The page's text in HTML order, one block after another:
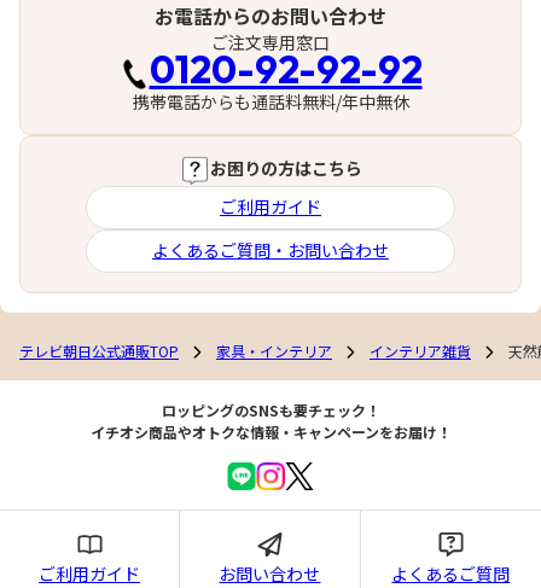
お電話からのお問い合わせ
ご注文専用窓口
0120-92-92-92
携帯電話からも通話料無料/年中無休
お困りの方はこちら
ご利用ガイド
よくあるご質問・お問い合わせ
テレビ朝日公式通販TOP 家具・インテリア インテリア雑貨 天
ロッピングのSNSも要チェック！
イチオシ商品やオトクな情報・キャンペーンをお届け！
ご利用ガイド お問い合わせ よくあるご質問